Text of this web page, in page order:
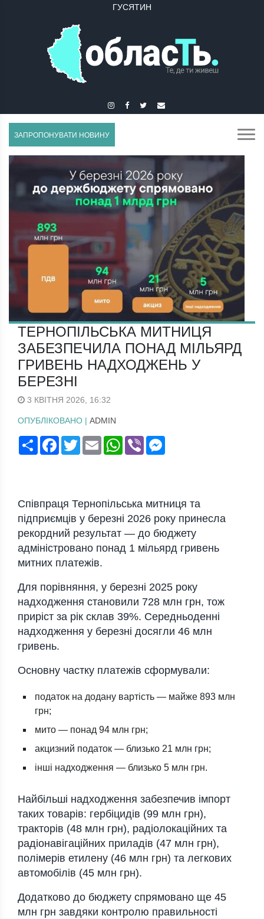
ГУСЯТИН
ЗАПРОПОНУВАТИ НОВИНУ
ТЕРНОПІЛЬСЬКА МИТНИЦЯ
ЗАБЕЗПЕЧИЛА ПОНАД МІЛЬЯРД
ГРИВЕНЬ НАДХОДЖЕНЬ У
БЕРЕЗНІ
3 КВІТНЯ 2026, 16:32
ОПУБЛІКОВАНО | ADMIN
ПоширитиFacebook
TwitterEmail WhatsApp
Viber
Співпраця Тернопільська митниця та
підприємців у березні 2026 року принесла
рекордний результат — до бюджету
адміністровано понад 1 мільярд гривень
митних платежів.
Для порівняння, у березні 2025 року
надходження становили 728 млн грн, тож
приріст за рік склав 39%. Середньоденні
надходження у березні досягли 46 млн
гривень.
Основну частку платежів сформували:
податок на додану вартість — майже 893 млн
грн;
мито — понад 94 млн грн;
акцизний податок — близько 21 млн грн;
інші надходження — близько 5 млн грн.
Найбільші надходження забезпечив імпорт
таких товарів: гербіцидів (99 млн грн),
тракторів (48 млн грн), радіолокаційних та
радіонавігаційних приладів (47 млн грн),
полімерів етилену (46 млн грн) та легкових
автомобілів (45 млн грн).
Додатково до бюджету спрямовано ще 45
млн грн завдяки контролю правильності